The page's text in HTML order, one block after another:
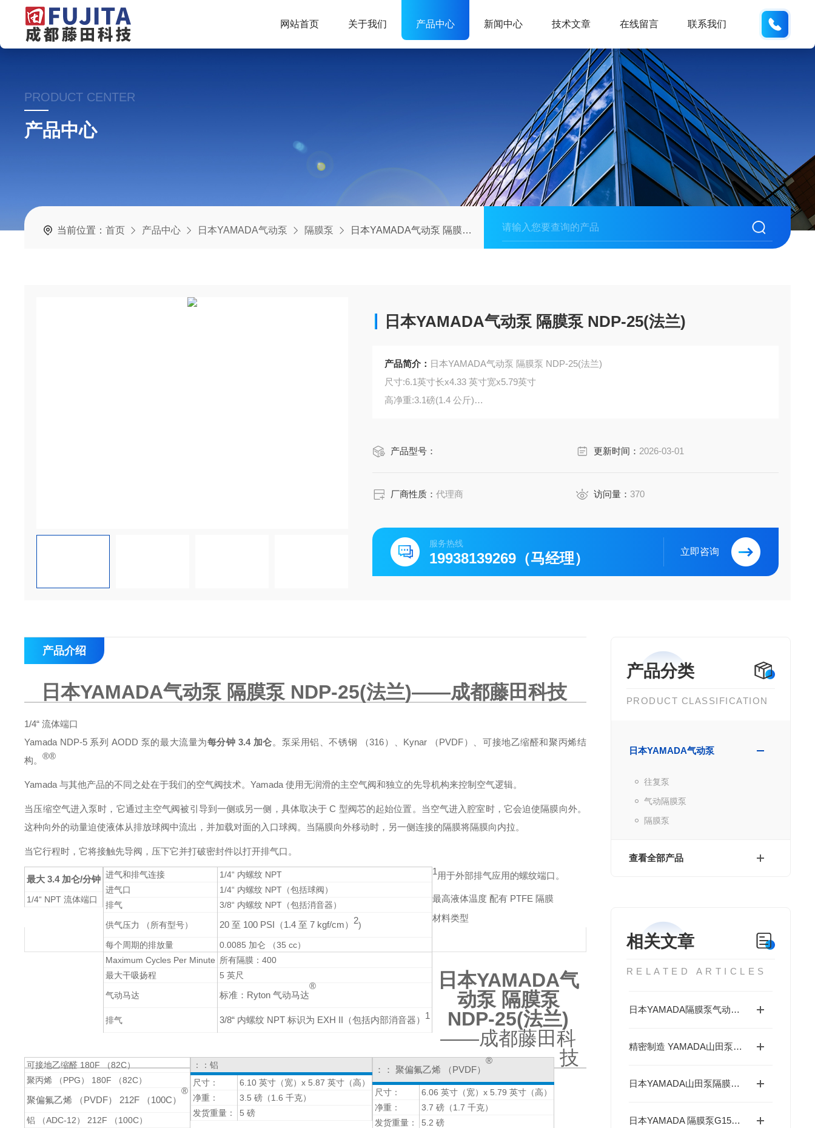
网站首页 关于我们 产品中心 新闻中心 技术文章 在线留言 联系我们
PRODUCT CENTER
产品中心
当前位置：首页 产品中心 日本YAMADA气动泵 隔膜泵 日本YAMADA气动泵 隔膜泵 NDP-25(法兰)
日本YAMADA气动泵 隔膜泵 NDP-25(法兰)
产品简介： 日本YAMADA气动泵 隔膜泵 NDP-25(法兰)
尺寸:6.1英寸长x4.33 英寸宽x5.79英寸
高净重:3.1磅(1.4 公斤)
产品型号： 更新时间： 2026-03-01
厂商性质：代理商 访问量： 370
服务热线
19938139269（马经理） 立即咨询
产品分类
PRODUCT CLASSIFICATION
日本YAMADA气动泵
往复泵
气动隔膜泵
隔膜泵
查看全部产品
相关文章
RELATED ARTICLES
日本YAMADA隔膜泵气动泵的工作原理与优点解析
精密制造 YAMADA山田泵隔膜泵 DP-10系列
日本YAMADA山田泵隔膜泵 G25系列：耐久高效，持久稳定
日本YAMADA 隔膜泵G15系列
产品介绍
日本YAMADA气动泵 隔膜泵 NDP-25(法兰)——成都藤田科技
1/4“ 流体端口
Yamada NDP-5 系列 AODD 泵的最大流量为每分钟 3.4 加仑。泵采用铝、不锈钢 （316）、Kynar （PVDF）、可接地乙缩醛和聚丙烯结
构。®®
Yamada 与其他产品的不同之处在于我们的空气阀技术。Yamada 使用无润滑的主空气阀和独立的先导机构来控制空气逻辑。
当压缩空气进入泵时，它通过主空气阀被引导到一侧或另一侧，具体取决于 C 型阀芯的起始位置。当空气进入腔室时，它会迫使隔膜向外。
这种向外的动量迫使液体从排放球阀中流出，并加载对面的入口球阀。当隔膜向外移动时，另一侧连接的隔膜将隔膜向内拉。
当它行程时，它将接触先导阀，压下它并打破密封件以打开排气口。
最大 3.4 加仑/分钟
1/4“ NPT 流体端口
进气和排气连接
1/4“ 内螺纹 NPT
进气口
1/4“ 内螺纹 NPT（包括球阀）
排气
3/8“ 内螺纹 NPT（包括消音器）
供气压力 （所有型号） 20 至 100 PSI（1.4 至 7 kgf/cm）2)
每个周期的排放量
0.0085 加仑 （35 cc）
Maximum Cycles Per Minute 所有隔膜：400
最大干吸扬程
5 英尺
气动马达 标准：Ryton 气动马达
®
排气 3/8“ 内螺纹 NPT 标识为 EXH II（包括内部消音器） 1
1 用于外部排气应用的螺纹端口。
最高液体温度 配有 PTFE 隔膜
可接地乙缩醛 180F （82C）
聚丙烯 （PPG） 180F （82C）
聚偏氟乙烯 （PVDF） 212F （100C）
®
铝 （ADC-12） 212F （100C）
材料类型
：：铝
尺寸：
6.10 英寸（宽）x 5.87 英寸（高）
净重：
3.5 磅（1.6 千克）
发货重量：
5 磅
：： 聚偏氟乙烯 （PVDF）
®
尺寸：
6.06 英寸（宽）x 5.79 英寸（高）
净重：
3.7 磅（1.7 千克）
发货重量：
5.2 磅
日本YAMADA气
动泵 隔膜泵
NDP-25(法兰)
——成都藤田科
技